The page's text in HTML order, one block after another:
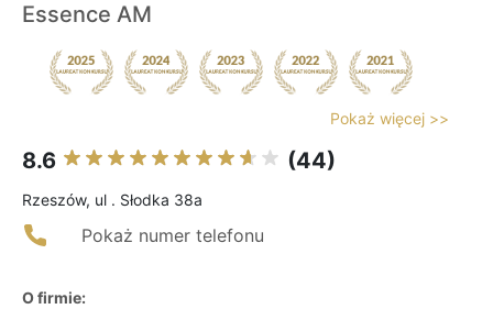
Essence AM
Pokaż więcej >>
8.6 (44)
Rzeszów, ul . Słodka 38a
Pokaż numer telefonu
O firmie: